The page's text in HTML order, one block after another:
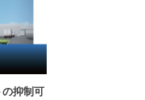
の抑制可